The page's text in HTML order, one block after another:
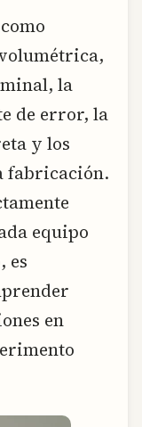
la
de error, la
y los
fabricación.
equipo
es
en